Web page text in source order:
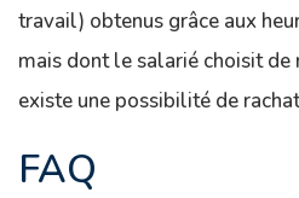
travail) obtenus grâce aux
mais dont le salarié choisit de
existe une possibilité de
FAQ